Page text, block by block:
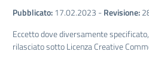
Pubblicato:17.02.2023 -Revisione:
Eccetto dove diversamente
rilasciato sotto Licenza Creative